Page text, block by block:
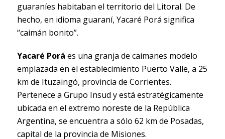
guaraníes habitaban el territorio del Litoral. De
hecho, en idioma guaraní, Yacaré Porá significa
“caimán bonito”.
Yacaré Porá es una granja de caimanes modelo
emplazada en el establecimiento Puerto Valle, a 25
km de Ituzaingó, provincia de Corrientes.
Pertenece a Grupo Insud y está estratégicamente
ubicada en el extremo noreste de la República
Argentina, se encuentra a sólo 62 km de Posadas,
capital de la provincia de Misiones.